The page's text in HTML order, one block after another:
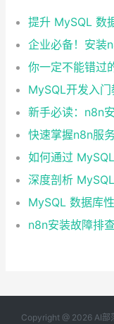
新手必读：n8n
快速掌握n8n服
Copyright @ 2026 AI